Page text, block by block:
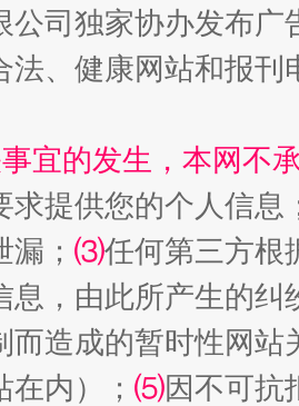
一次搞定
公司独家协办发布
法、健康网站和报
宜的发生，本网不
求提供您的个人信息
； ⑶任何第三方根
息，由此所产生的纠
而造成的暂时性网
内）； ⑸因不可抗